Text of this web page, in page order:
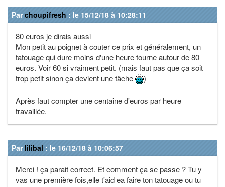
Parchoupifresh : le 15/12/18 à 10:28:11
80 euros je dirais aussi
Mon petit au poignet à couter ce prix et généralement, un
tatouage qui dure moins d'une heure tourne autour de 80
euros. Voir 60 si vraiment petit. (mais faut pas que ça soit
trop petit sinon ça devient une tâche
)
Après faut compter une centaine d'euros par heure
travaillée.
Par lilibal : le 16/12/18 à 10:06:57
Merci ! ça parait correct. Et comment ça se passe ? Tu y
vas une première fois,elle t'aid ea faire ton tatouage ou tu